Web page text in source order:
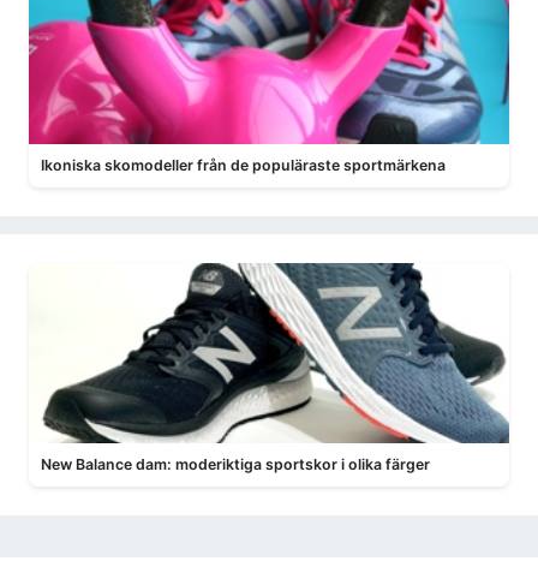
Ikoniska skomodeller från de populäraste sportmärkena
New Balance dam: moderiktiga sportskor i olika färger